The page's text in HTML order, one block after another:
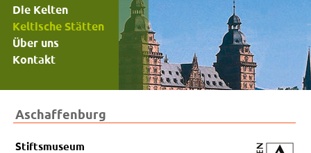
Die Kelten
Keltische Stätten
Über uns
Kontakt
Aschaffenburg
Stiftsmuseum